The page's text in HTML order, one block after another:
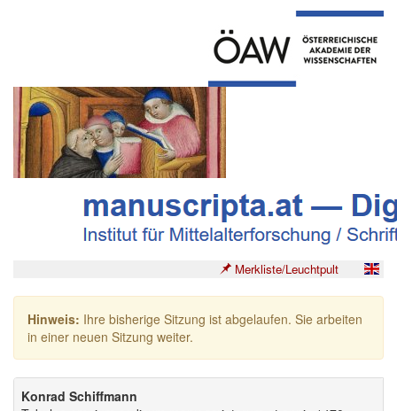
Merkliste/Leuchtpult
Hinweis: Ihre bisherige Sitzung ist abgelaufen. Sie arbeiten
in einer neuen Sitzung weiter.
Konrad Schiffmann